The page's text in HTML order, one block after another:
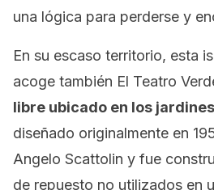
una lógica para perderse y
En su escaso territorio, esta
acoge también El Teatro
libre ubicado en los
diseñado originalmente en
Angelo Scattolin y fue
de repuesto no utilizados en